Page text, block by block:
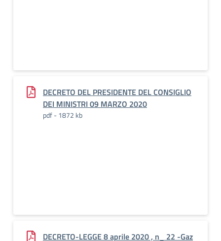
DECRETO DEL PRESIDENTE DEL CONSIGLIO
DEI MINISTRI 09 MARZO 2020
pdf - 1872 kb
DECRETO-LEGGE 8 aprile 2020 , n_ 22 -Gaz